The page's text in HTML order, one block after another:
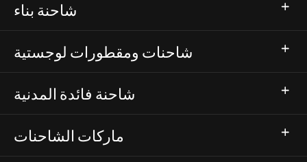
شاحنة بناء
شاحنات ومقطورات لوجستية
شاحنة فائدة المدنية
ماركات الشاحنات